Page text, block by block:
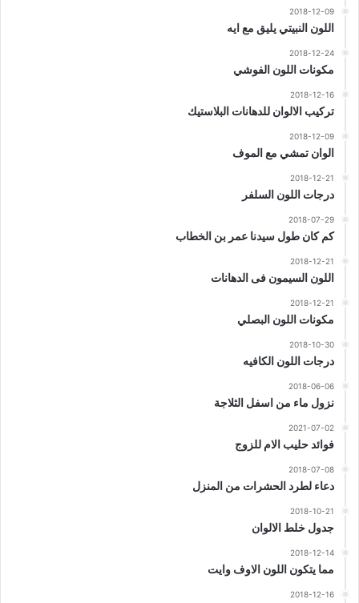
2018-12-09
اللون النبيتي يليق مع ايه
2018-12-24
مكونات اللون الفوشي
2018-12-16
تركيب الالوان للدهانات البلاستيك
2018-12-09
الوان تمشي مع الموف
2018-12-21
درجات اللون السلفر
2018-07-29
كم كان طول سيدنا عمر بن الخطاب
2018-12-21
اللون السيمون فى الدهانات
2018-12-21
مكونات اللون البصلي
2018-10-30
درجات اللون الكافيه
2018-06-06
نزول ماء من اسفل الثلاجة
2021-07-02
فوائد حليب الام للزوج
2018-07-08
دعاء لطرد الحشرات من المنزل
2018-10-21
جدول خلط الالوان
2018-12-14
مما يتكون اللون الاوف وايت
2018-12-16